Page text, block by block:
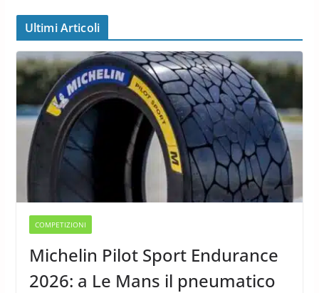
Ultimi Articoli
COMPETIZIONI
Michelin Pilot Sport Endurance
2026: a Le Mans il pneumatico